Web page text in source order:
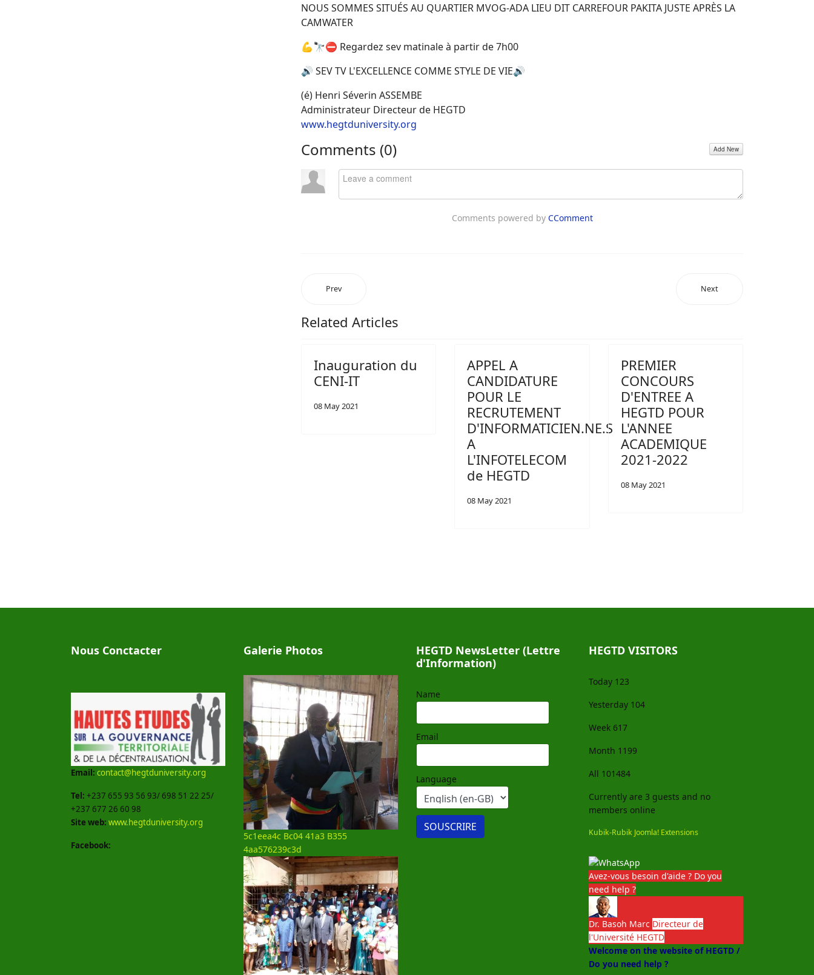
NOUS SOMMES SITUÉS AU QUARTIER MVOG-ADA LIEU DIT CARREFOUR PAKITA JUSTE APRÈS LA
CAMWATER
💪🔭⛔ Regardez sev matinale à partir de 7h00
🔊 SEV TV L'EXCELLENCE COMME STYLE DE VIE🔊
(é) Henri Séverin ASSEMBE
Administrateur Directeur de HEGTD
www.hegtduniversity.org
Comments (0) Add New
Comments powered by CComment
Prev Next
Related Articles
Inauguration du
CENI-IT
08 May 2021
APPEL A
CANDIDATURE
POUR LE
RECRUTEMENT
D'INFORMATICIEN.NE.S
A
L'INFOTELECOM
de HEGTD
08 May 2021
PREMIER
CONCOURS
D'ENTREE A
HEGTD POUR
L'ANNEE
ACADEMIQUE
2021-2022
08 May 2021
Nous Conctacter
Email: contact@hegtduniversity.org
Tel: +237 655 93 56 93/ 698 51 22 25/
+237 677 26 60 98
Site web: www.hegtduniversity.org
Facebook:
Galerie Photos
5c1eea4c Bc04 41a3 B355
4aa576239c3d
HEGTD NewsLetter (Lettre
d'Information)
Name
Email
Language
HEGTD VISITORS
Today 123
Yesterday 104
Week 617
Month 1199
All 101484
Currently are 3 guests and no
members online
Kubik-Rubik Joomla! Extensions
Avez-vous besoin d'aide ? Do you
need help ?
Dr. Basoh Marc Directeur de
l'Université HEGTD
Welcome on the website of HEGTD /
Do you need help ?